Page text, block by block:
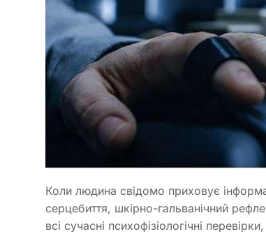
Коли людина свідомо приховує
серцебиття, шкірно-гальванічний
всі сучасні психофізіологічні